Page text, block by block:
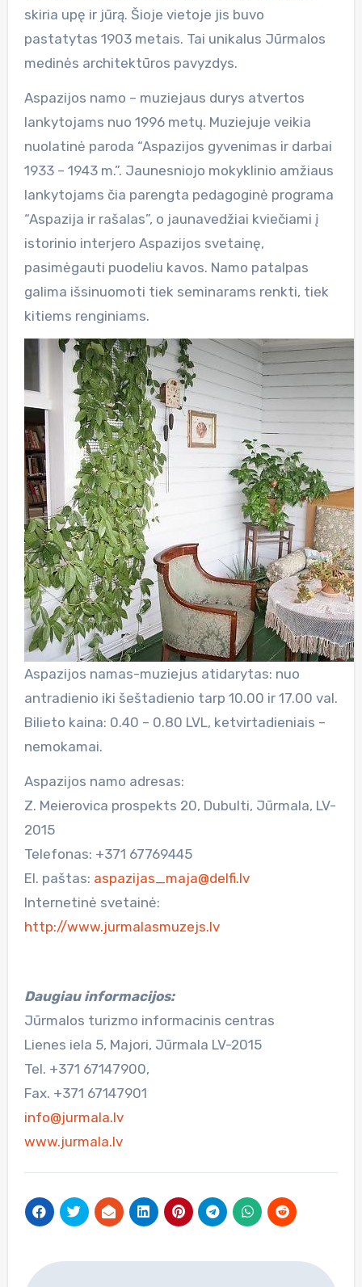
skiria upę ir jūrą. Šioje vietoje jis buvo
pastatytas 1903 metais. Tai unikalus Jūrmalos
medinės architektūros pavyzdys.
Aspazijos namo – muziejaus durys atvertos
lankytojams nuo 1996 metų. Muziejuje veikia
nuolatinė paroda “Aspazijos gyvenimas ir darbai
1933 – 1943 m.”. Jaunesniojo mokyklinio amžiaus
lankytojams čia parengta pedagoginė programa
“Aspazija ir rašalas”, o jaunavedžiai kviečiami į
istorinio interjero Aspazijos svetainę,
pasimėgauti puodeliu kavos. Namo patalpas
galima išsinuomoti tiek seminarams renkti, tiek
kitiems renginiams.
Aspazijos namas-muziejus atidarytas: nuo
antradienio iki šeštadienio tarp 10.00 ir 17.00 val.
Bilieto kaina: 0.40 – 0.80 LVL, ketvirtadieniais –
nemokamai.
Aspazijos namo adresas:
Z. Meierovica prospekts 20, Dubulti, Jūrmala, LV-
2015
Telefonas: +371 67769445
El. paštas: aspazijas_maja@delfi.lv
Internetinė svetainė:
http://www.jurmalasmuzejs.lv
Daugiau informacijos:
Jūrmalos turizmo informacinis centras
Lienes iela 5, Majori, Jūrmala LV-2015
Tel. +371 67147900,
Fax. +371 67147901
info@jurmala.lv
www.jurmala.lv
Navigacija